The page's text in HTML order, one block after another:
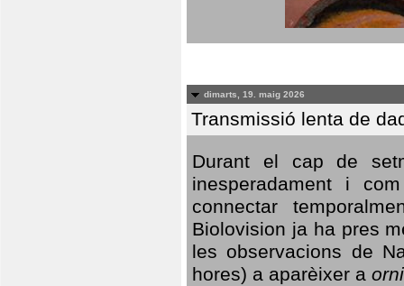
dimarts, 19. maig 2026
Transmissió lenta de
Durant el cap de
inesperadament i
connectar
Biolovision ja ha pres
les observacions de
hores) a aparèixer a